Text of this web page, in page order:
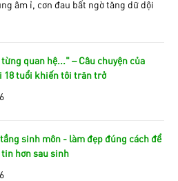
âm ỉ, cơn đau bất ngờ tăng dữ dội
quan hệ..." – Câu chuyện của
18 tuổi khiến tôi trăn trở
sinh môn - làm đẹp đúng cách để
hơn sau sinh